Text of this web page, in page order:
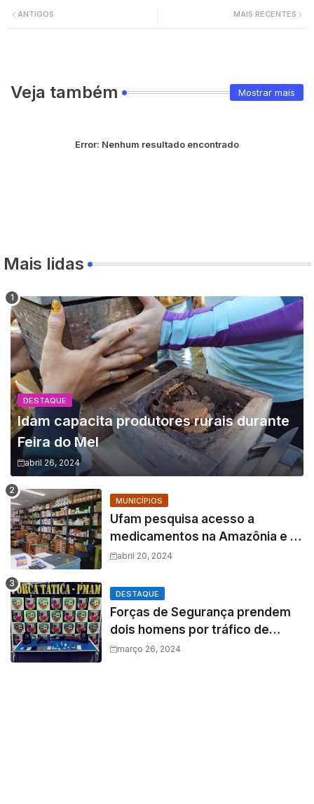
MAIS RECENTES
ANTIGOS
Veja também Mostrar mais
Error: Nenhum resultado encontrado
Mais lidas
DESTAQUE
Idam capacita produtores rurais durante
Feira do Mel
abril 26, 2024
MUNICÍPIOS
Ufam pesquisa acesso a
medicamentos na Amazônia e o
fator amazônico sobre a
abril 20, 2024
DESTAQUE
Forças de Segurança prendem
dois homens por tráfico de
drogas e porte ilegal de arma de
março 26, 2024